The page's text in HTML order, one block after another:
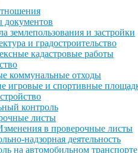
землепользования и застройки
и градостроительство
кадастровые работы
коммунальные отходы
игровые и спортивные
контроль
листы
в проверочные листы
надзорная деятельность
на автомобильном транспорте